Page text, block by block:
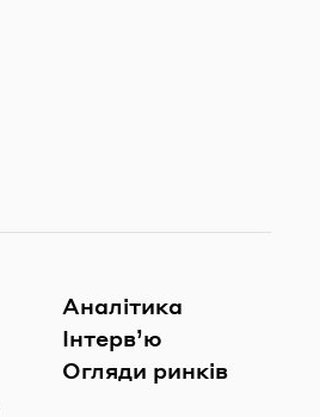
Аналітика
Інтерв’ю
Огляди ринків